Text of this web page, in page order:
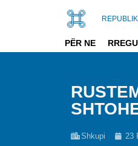
PËR NE
Shkupi 23